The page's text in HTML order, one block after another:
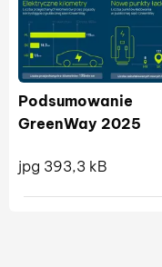
Podsumowanie
GreenWay 2025
jpg 393,3 kB